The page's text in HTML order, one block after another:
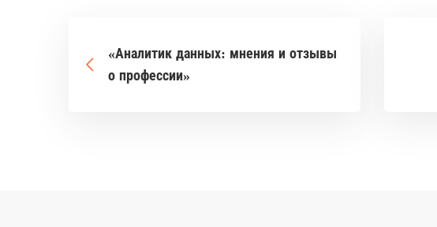
«Аналитик данных: мнения и отзывы
о профессии»